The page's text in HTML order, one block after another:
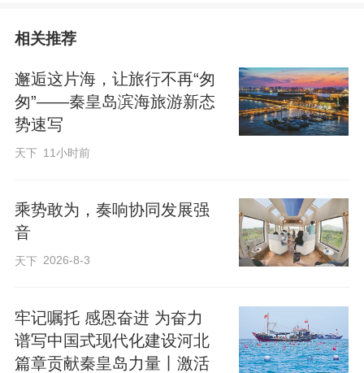
赛（ILCA6&ILCA7级&470级）暨全国青年
戴河新区蔚蓝海岸落幕，来自全国14个省
市的帆船健儿踏浪扬帆。目前正值这座海
边城市的帆船运动黄金季，海面上白帆点
秦皇岛拥有184.88公里优质岸线，水深适
宜、风力稳定，是国内少有的帆船、帆板
设国际级帆船运动目的地为目标，沿海岸
布局阿那亚、蔚蓝海岸、金梦海湾、西港
花园四大帆船运动片区，差异化发展各类
相关推荐
邂逅这片海，让旅行不再“匆
匆”——秦皇岛滨海旅游新态
势速写
天下 11小时前
乘势敢为，奏响协同发展强
音
天下 2026-8-3
牢记嘱托 感恩奋进 为奋力
谱写中国式现代化建设河北
篇章贡献秦皇岛力量丨激活